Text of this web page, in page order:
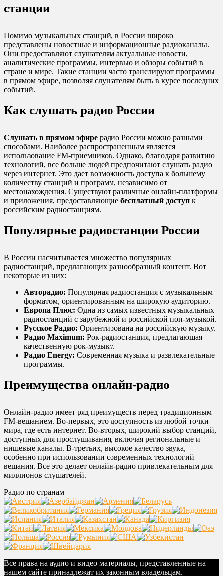
станции
Помимо музыкальных станций, в России широко
представлены новостные и информационные радиоканалы.
Они предоставляют слушателям актуальные новости,
аналитические программы, интервью и обзоры событий в
стране и мире. Такие станции часто транслируют программы
в прямом эфире, позволяя слушателям быть в курсе последних
событий.
Как слушать радио России
Слушать в прямом эфире радио России можно разными
способами. Наиболее распространенным является
использование FM-приемников. Однако, благодаря развитию
технологий, все больше людей предпочитают слушать радио
через интернет. Это дает возможность доступа к большему
количеству станций и программ, независимо от
местонахождения. Существуют различные онлайн-платформы
и приложения, предоставляющие бесплатный доступ к
российским радиостанциям.
Популярные радиостанции России
В России насчитывается множество популярных
радиостанций, предлагающих разнообразный контент. Вот
некоторые из них:
Авторадио: Популярная радиостанция с музыкальным
форматом, ориентированным на широкую аудиторию.
Европа Плюс: Одна из самых известных музыкальных
радиостанций с зарубежной и российской поп-музыкой.
Русское Радио: Ориентирована на российскую музыку.
Радио Maximum: Рок-радиостанция, предлагающая
качественную рок-музыку.
Радио Energy: Современная музыка и развлекательные
программы.
Преимущества онлайн-радио
Онлайн-радио имеет ряд преимуществ перед традиционным
FM-вещанием. Во-первых, это доступность из любой точки
мира, где есть интернет. Во-вторых, широкий выбор станций,
доступных для прослушивания, включая региональные и
нишевые каналы. В-третьих, высокое качество звука,
особенно при использовании современных технологий
вещания. Все это делает онлайн-радио привлекательным для
миллионов слушателей.
Радио по странам
Все права на аудио и видео материалы, представленные на
нашем сайте принадлежат их законным владельцам.